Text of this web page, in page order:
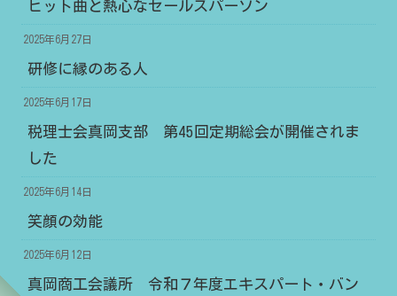
ヒット曲と熱心なセールスパーソン
2025年6月27日
研修に縁のある人
2025年6月17日
税理士会真岡支部 第45回定期総会が開催されま
した
2025年6月14日
笑顔の効能
2025年6月12日
真岡商工会議所 令和７年度エキスパート・バン